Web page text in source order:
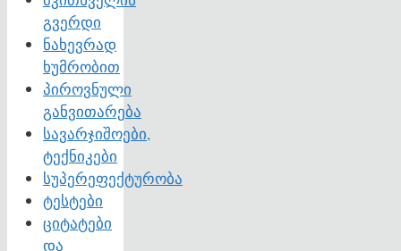
გვერდი
ნახევრად
ხუმრობით
პიროვნული
განვითარება
სავარჯიშოები,
ტექნიკები
სუპერეფექტურობა
ტესტები
ციტატები
და